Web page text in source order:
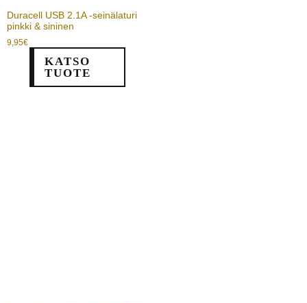
Duracell USB 2.1A -seinälaturi
pinkki & sininen
9,95€
KATSO
TUOTE